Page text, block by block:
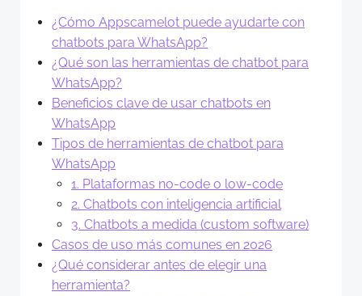
¿Cómo Appscamelot puede ayudarte con
chatbots para WhatsApp?
¿Qué son las herramientas de chatbot para
WhatsApp?
Beneficios clave de usar chatbots en
WhatsApp
Tipos de herramientas de chatbot para
WhatsApp
1. Plataformas no-code o low-code
2. Chatbots con inteligencia artificial
3. Chatbots a medida (custom software)
Casos de uso más comunes en 2026
¿Qué considerar antes de elegir una
herramienta?